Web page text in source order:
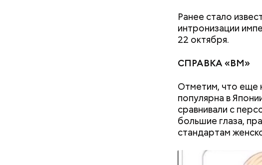
Ранее стало
интронизации
22 октября.
СПРАВКА «ВМ»
Отметим, что еще
популярна в
сравнивали с
большие глаза,
стандартам
родители называют детей
Ни один